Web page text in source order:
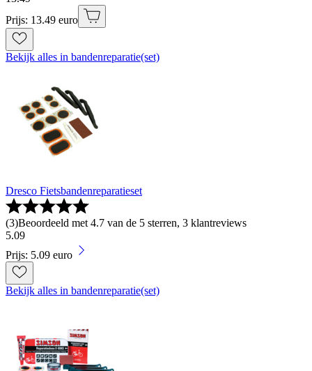
Prijs: 13.49 euro
Bekijk alles in bandenreparatie(set)
Dresco Fietsbandenreparatieset
(3)Beoordeeld met 4.7 van de 5 sterren, 3 klantreviews
5.09
Prijs: 5.09 euro
Bekijk alles in bandenreparatie(set)